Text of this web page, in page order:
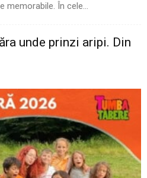
memorabile. În cele...
unde prinzi aripi. Din